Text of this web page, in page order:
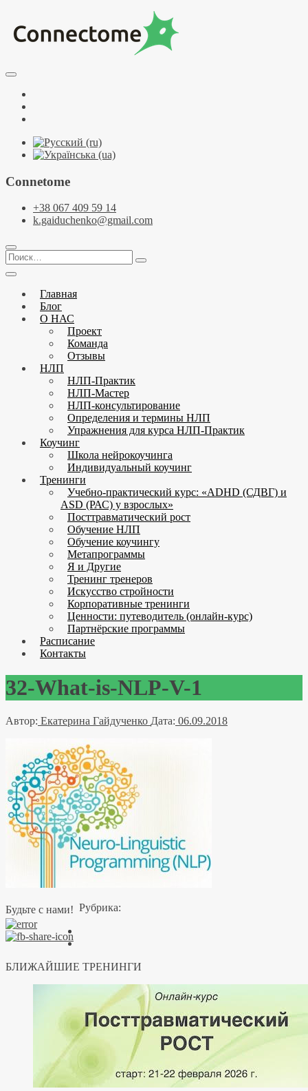
содержимому
Connectome
Курсы по НЛП и коучингу. НЛП-Практик. НЛП-Мастер.
Connetome
+38 067 409 59 14
k.gaiduchenko@gmail.com
Поиск…
Главная
Блог
О НАС
Проект
Команда
Отзывы
НЛП
НЛП-Практик
НЛП-Мастер
НЛП-консультирование
Определения и термины НЛП
Упражнения для курса НЛП-Практик
Коучинг
Школа нейрокоучинга
Индивидуальный коучинг
Тренинги
Учебно-практический курс: «ADHD (СДВГ) и
ASD (РАС) у взрослых»
Посттравматический рост
Обучение НЛП
Обучение коучингу
Метапрограммы
Я и Другие
Тренинг тренеров
Искусство стройности
Корпоративные тренинги
Ценности: путеводитель (онлайн-курс)
Партнёрские программы
Расписание
Контакты
32-What-is-NLP-V-1
Автор: Екатерина Гайдученко Дата: 06.09.2018
Будьте с нами! Рубрика:
БЛИЖАЙШИЕ ТРЕНИНГИ